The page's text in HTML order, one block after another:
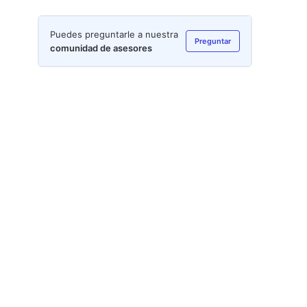
Puedes preguntarle a nuestra
comunidad de asesores
Preguntar